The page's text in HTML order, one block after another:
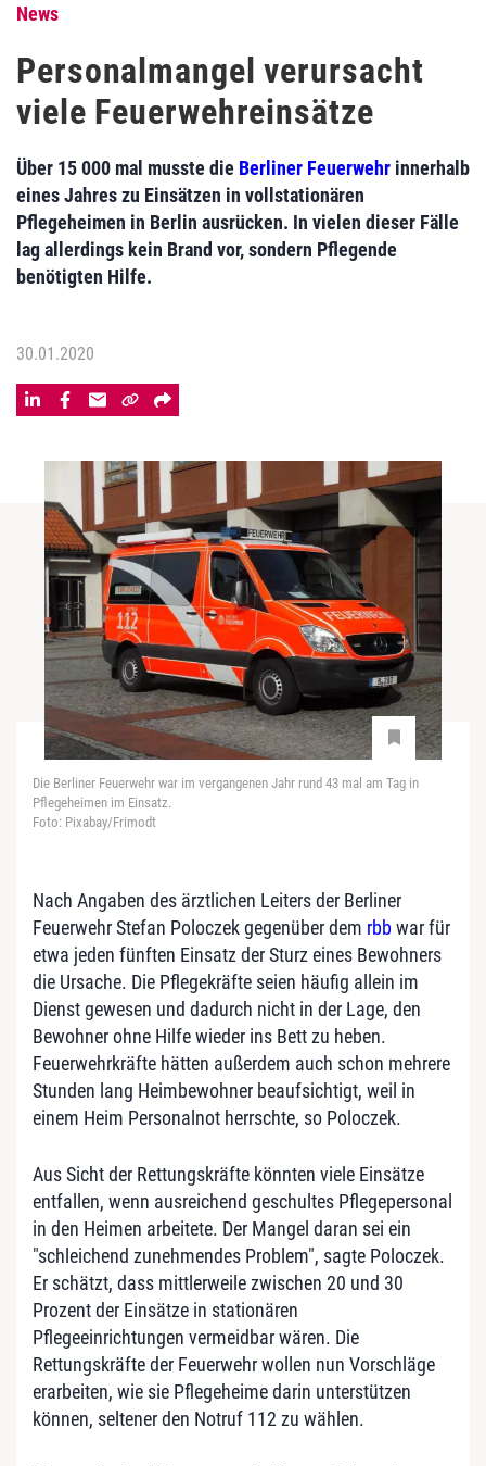
News
Personalmangel verursacht
viele Feuerwehreinsätze
Über 15 000 mal musste die Berliner Feuerwehr innerhalb
eines Jahres zu Einsätzen in vollstationären
Pflegeheimen in Berlin ausrücken. In vielen dieser Fälle
lag allerdings kein Brand vor, sondern Pflegende
benötigten Hilfe.
30.01.2020
Die Berliner Feuerwehr war im vergangenen Jahr rund 43 mal am Tag in
Pflegeheimen im Einsatz.
Foto: Pixabay/Frimodt
Nach Angaben des ärztlichen Leiters der Berliner
Feuerwehr Stefan Poloczek gegenüber dem rbb war für
etwa jeden fünften Einsatz der Sturz eines Bewohners
die Ursache. Die Pflegekräfte seien häufig allein im
Dienst gewesen und dadurch nicht in der Lage, den
Bewohner ohne Hilfe wieder ins Bett zu heben.
Feuerwehrkräfte hätten außerdem auch schon mehrere
Stunden lang Heimbewohner beaufsichtigt, weil in
einem Heim Personalnot herrschte, so Poloczek.
Aus Sicht der Rettungskräfte könnten viele Einsätze
entfallen, wenn ausreichend geschultes Pflegepersonal
in den Heimen arbeitete. Der Mangel daran sei ein
"schleichend zunehmendes Problem", sagte Poloczek.
Er schätzt, dass mittlerweile zwischen 20 und 30
Prozent der Einsätze in stationären
Pflegeeinrichtungen vermeidbar wären. Die
Rettungskräfte der Feuerwehr wollen nun Vorschläge
erarbeiten, wie sie Pflegeheime darin unterstützen
können, seltener den Notruf 112 zu wählen.